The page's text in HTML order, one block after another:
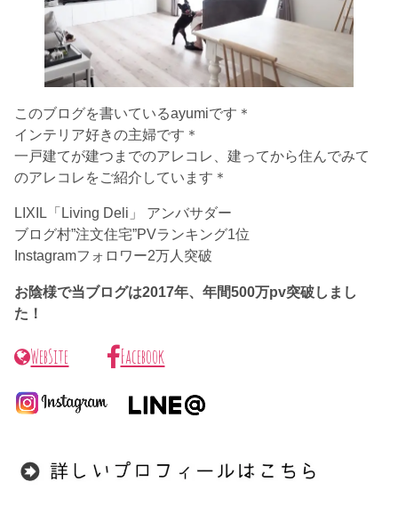
このブログを書いているayumiです＊
インテリア好きの主婦です＊
一戸建てが建つまでのアレコレ、建ってから住んでみて
のアレコレをご紹介しています＊
LIXIL「Living Deli」 アンバサダー
ブログ村”注文住宅”PVランキング1位
Instagramフォロワー2万人突破
お陰様で当ブログは2017年、年間500万pv突破しまし
た！
WebSite Facebook